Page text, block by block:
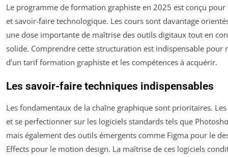
Le programme de formation graphiste en 2025 est conçu
et savoir-faire technologique. Les cours sont davantage
une dose importante de maîtrise des outils digitaux tout en
solide. Comprendre cette structuration est indispensable pour
d’un tarif formation graphiste et les compétences à acquérir.
Les savoir-faire techniques indispensables
Les fondamentaux de la chaîne graphique sont prioritaires.
et se perfectionner sur les logiciels standards tels que
mais également des outils émergents comme Figma pour le
Effects pour le motion design. La maîtrise de ces logiciels